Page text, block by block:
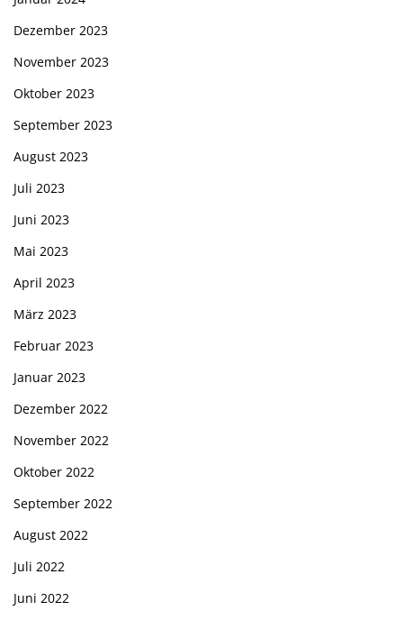
Dezember 2023
November 2023
Oktober 2023
September 2023
August 2023
Juli 2023
Juni 2023
Mai 2023
April 2023
März 2023
Februar 2023
Januar 2023
Dezember 2022
November 2022
Oktober 2022
September 2022
August 2022
Juli 2022
Juni 2022